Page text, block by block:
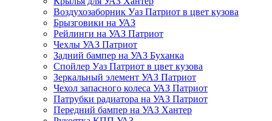
Воздухозаборник Уаз Патриот в цвет кузова
Брызговики на УАЗ
Рейлинги на УАЗ Патриот
Чехлы УАЗ Патриот
Задний бампер на УАЗ Буханка
Спойлер Уаз Патриот в цвет кузова
Зеркальный элемент УАЗ Патриот
Чехол запасного колеса УАЗ Патриот
Патрубки радиатора на УАЗ Патриот
Передний бампер на УАЗ Хантер